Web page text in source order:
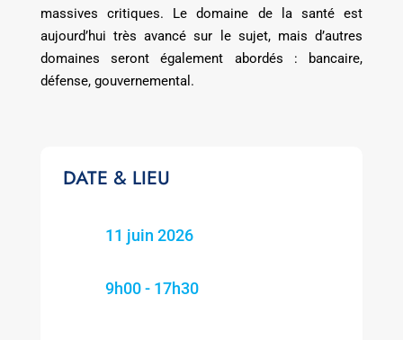
massives critiques. Le domaine de la santé est
aujourd’hui très avancé sur le sujet, mais d’autres
domaines seront également abordés : bancaire,
défense, gouvernemental.
DATE & LIEU
11 juin 2026
9h00 - 17h30